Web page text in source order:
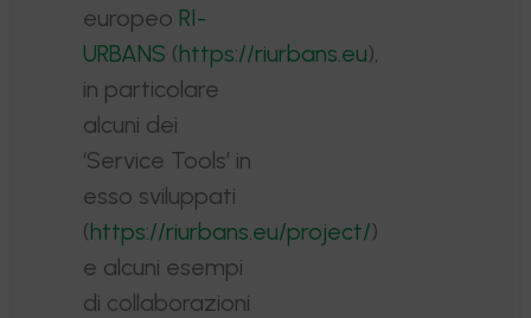
europeo RI-
URBANS (https://riurbans.eu),
in particolare
alcuni dei
‘Service Tools’ in
esso sviluppati
(https://riurbans.eu/project/)
e alcuni esempi
di collaborazioni